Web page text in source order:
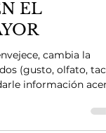
LOS
EL
cambia la
información